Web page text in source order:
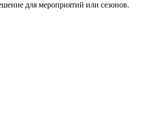
для мероприятий или сезонов.